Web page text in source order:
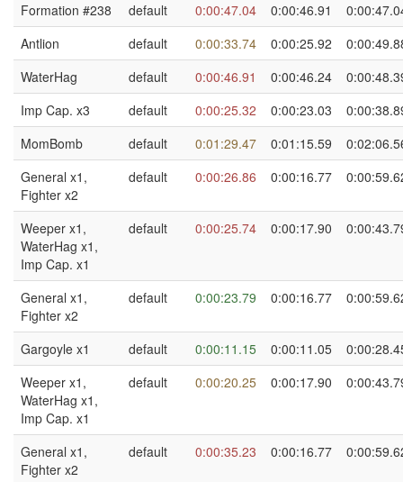
Formation #238 default 0:00:47.04 0:00:46.91
Antlion
default 0:00:33.74 0:00:25.92
WaterHag
default 0:00:46.91 0:00:46.24
Imp Cap. x3
default 0:00:25.32 0:00:23.03
MomBomb
default 0:01:29.47 0:01:15.59
General x1,
Fighter x2
default 0:00:26.86 0:00:16.77
Weeper x1,
WaterHag x1,
Imp Cap. x1
default 0:00:25.74 0:00:17.90
General x1,
Fighter x2
default 0:00:23.79 0:00:16.77
Gargoyle x1 default 0:00:11.15 0:00:11.05
Weeper x1,
WaterHag x1,
Imp Cap. x1
default 0:00:20.25 0:00:17.90
General x1,
Fighter x2
default 0:00:35.23 0:00:16.77